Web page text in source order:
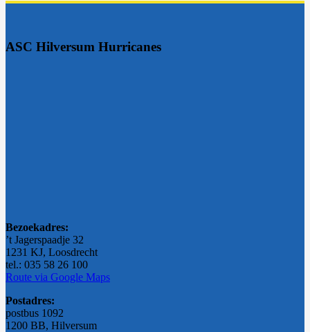
ASC Hilversum Hurricanes
Bezoekadres:
’t Jagerspaadje 32
1231 KJ, Loosdrecht
tel.: 035 58 26 100
Route via Google Maps
Postadres:
postbus 1092
1200 BB, Hilversum